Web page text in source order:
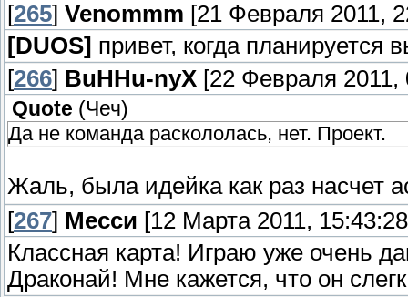
[265] Venommm [21 Февраля 2011,
[DUОS] привет, когда планируется
[266] BuHHu-nyX [22 Февраля 2011,
Quote (Чеч)
Да не команда раскололась, нет. Проект.
Жаль, была идейка как раз насчет
[267] Месси [12 Марта 2011,
Классная карта! Играю уже очень
Драконай! Мне кажется, что он